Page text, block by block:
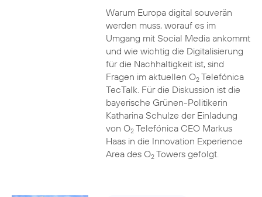
Warum Europa digital souverän
werden muss, worauf es im
Umgang mit Social Media ankommt
und wie wichtig die Digitalisierung
für die Nachhaltigkeit ist, sind
Fragen im aktuellen O2Telefónica
TecTalk. Für die Diskussion ist die
bayerische Grünen-Politikerin
Katharina Schulze der Einladung
von O2Telefónica CEO Markus
Haas in die Innovation Experience
Area des O2Towers gefolgt.